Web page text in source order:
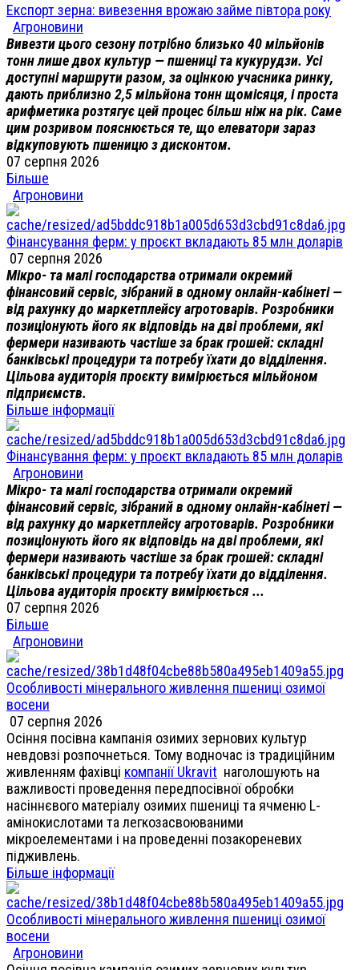
Експорт зерна: вивезення врожаю займе півтора року
Агроновини
Вивезти цього сезону потрібно близько 40 мільйонів
тонн лише двох культур — пшениці та кукурудзи. Усі
доступні маршрути разом, за оцінкою учасника ринку,
дають приблизно 2,5 мільйона тонн щомісяця, і проста
арифметика розтягує цей процес більш ніж на рік. Саме
цим розривом пояснюється те, що елеватори зараз
відкуповують пшеницю з дисконтом.
07 серпня 2026
Більше
Агроновини
Фінансування ферм: у проєкт вкладають 85 млн доларів
07 серпня 2026
Мікро- та малі господарства отримали окремий
фінансовий сервіс, зібраний в одному онлайн-кабінеті —
від рахунку до маркетплейсу агротоварів. Розробники
позиціонують його як відповідь на дві проблеми, які
фермери називають частіше за брак грошей: складні
банківські процедури та потребу їхати до відділення.
Цільова аудиторія проєкту вимірюється мільйоном
підприємств.
Більше інформації
Фінансування ферм: у проєкт вкладають 85 млн доларів
Агроновини
Мікро- та малі господарства отримали окремий
фінансовий сервіс, зібраний в одному онлайн-кабінеті —
від рахунку до маркетплейсу агротоварів. Розробники
позиціонують його як відповідь на дві проблеми, які
фермери називають частіше за брак грошей: складні
банківські процедури та потребу їхати до відділення.
Цільова аудиторія проєкту вимірюється ...
07 серпня 2026
Більше
Агроновини
Особливості мінерального живлення пшениці озимої
восени
07 серпня 2026
Осіння посівна кампанія озимих зернових культур
невдовзі розпочнеться. Тому водночас із традиційним
живленням фахівці компанії Ukravit наголошують на
важливості проведення передпосівної обробки
насіннєвого матеріалу озимих пшениці та ячменю L-
амінокислотами та легкозасвоюваними
мікроелементами і на проведенні позакореневих
підживлень.
Більше інформації
Особливості мінерального живлення пшениці озимої
восени
Агроновини